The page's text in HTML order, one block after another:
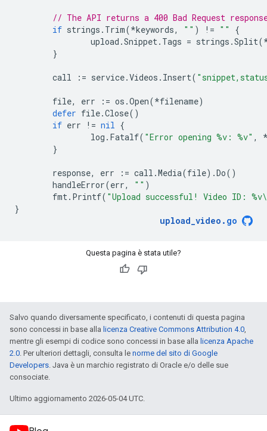
// The API returns a 400 Bad Request
if strings . Trim(*keywords, "" ) != ""
{
upload .Snippet. Tags = strings .Split(
}
call := service.Videos . Insert(
file, err := os .Open(*filename)
defer file.Close()
if err != nil {
log . Fatalf( "Error opening %v: %v" ,
}
response, err := call .Media(file).Do()
handleError(err, "" )
fmt. Printf( "Upload successful! Video ID:
}
upload_video . go
Questa pagina è stata utile?
Salvo quando diversamente specificato, i contenuti di questa pagina
sono concessi in base alla licenza Creative Commons Attribution 4.0,
mentre gli esempi di codice sono concessi in base alla licenza Apache
2.0. Per ulteriori dettagli, consulta le norme del sito di Google
Developers. Java è un marchio registrato di Oracle e/o delle sue
consociate.
Ultimo aggiornamento 2026-05-04 UTC.